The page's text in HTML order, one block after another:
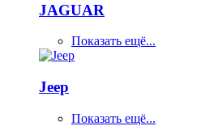
JAGUAR
Показать ещё...
Jeep
Показать ещё...